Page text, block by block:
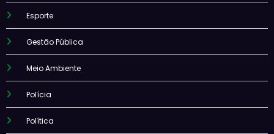
Esporte
Gestão Pública
Meio Ambiente
Polícia
Política